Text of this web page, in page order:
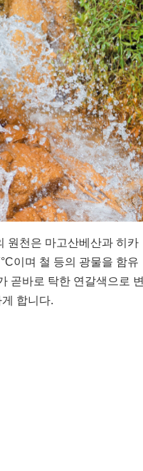
원천은 마고산베산과 히카
이며 철 등의 광물을 함유
곧바로 탁한 연갈색으로 변
합니다.